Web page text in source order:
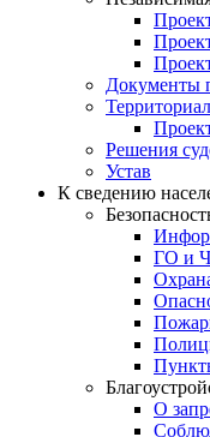
Документы
Решения
Устав
К сведению
ГО и
О